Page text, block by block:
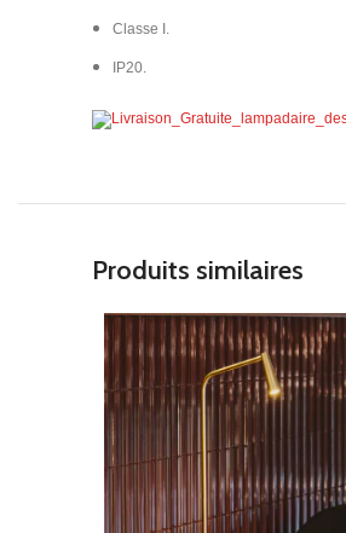
Classe I.
IP20.​
Produits similaires